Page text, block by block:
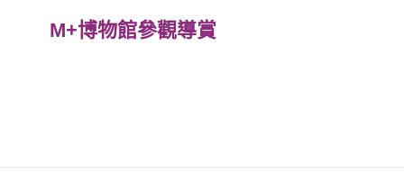
M+博物館參觀導賞